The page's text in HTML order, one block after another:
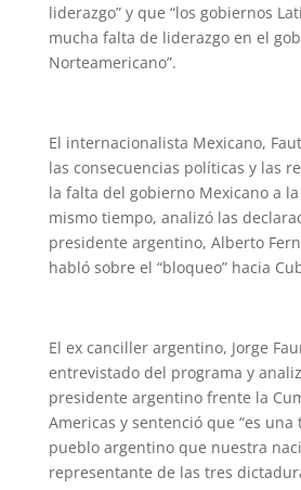
liderazgo” y que “los gobiernos
mucha falta de liderazgo en el
Norteamericano”.
El internacionalista Mexicano,
las consecuencias políticas y las
la falta del gobierno Mexicano a
mismo tiempo, analizó las
presidente argentino, Alberto
habló sobre el “bloqueo” hacia
El ex canciller argentino, Jorge
entrevistado del programa y
presidente argentino frente la
Americas y sentenció que “es
pueblo argentino que nuestra
representante de las tres